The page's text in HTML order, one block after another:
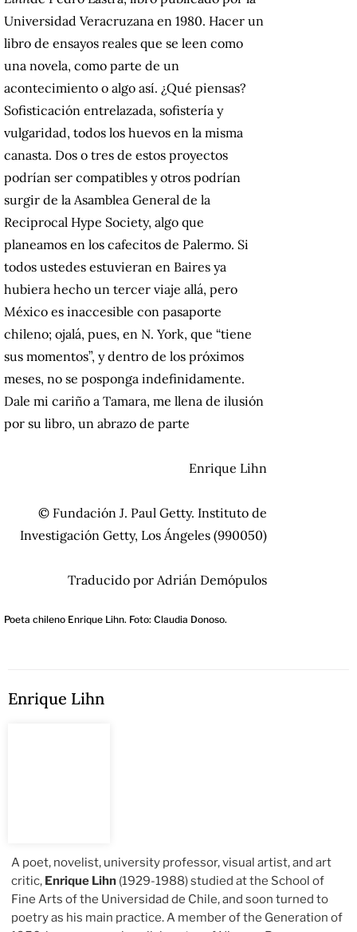
Universidad Veracruzana en 1980. Hacer un
libro de ensayos reales que se leen como
una novela, como parte de un
acontecimiento o algo así. ¿Qué piensas?
Sofisticación entrelazada, sofistería y
vulgaridad, todos los huevos en la misma
canasta. Dos o tres de estos proyectos
podrían ser compatibles y otros podrían
surgir de la Asamblea General de la
Reciprocal Hype Society, algo que
planeamos en los cafecitos de Palermo. Si
todos ustedes estuvieran en Baires ya
hubiera hecho un tercer viaje allá, pero
México es inaccesible con pasaporte
chileno; ojalá, pues, en N. York, que “tiene
sus momentos”, y dentro de los próximos
meses, no se posponga indefinidamente.
Dale mi cariño a Tamara, me llena de ilusión
por su libro, un abrazo de parte
Enrique Lihn
© Fundación J. Paul Getty. Instituto de
Investigación Getty, Los Ángeles (990050)
Traducido por Adrián Demópulos
Poeta chileno Enrique Lihn. Foto: Claudia Donoso.
Enrique Lihn
A poet, novelist, university professor, visual artist, and art
critic, Enrique Lihn (1929-1988) studied at the School of
Fine Arts of the Universidad de Chile, and soon turned to
poetry as his main practice. A member of the Generation of